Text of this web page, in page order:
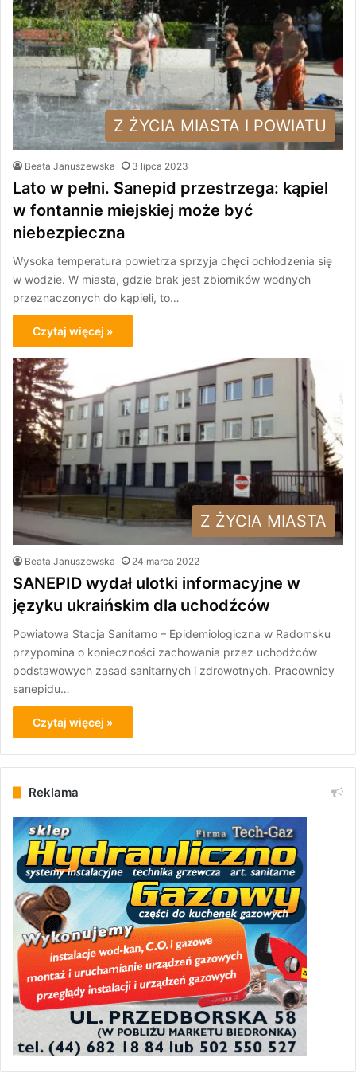
Z ŻYCIA MIASTA I POWIATU
Beata Januszewska 3 lipca 2023
Lato w pełni. Sanepid przestrzega: kąpiel
w fontannie miejskiej może być
niebezpieczna
Wysoka temperatura powietrza sprzyja chęci ochłodzenia się
w wodzie. W miasta, gdzie brak jest zbiorników wodnych
przeznaczonych do kąpieli, to…
Czytaj więcej »
Z ŻYCIA MIASTA
Beata Januszewska 24 marca 2022
SANEPID wydał ulotki informacyjne w
języku ukraińskim dla uchodźców
Powiatowa Stacja Sanitarno – Epidemiologiczna w Radomsku
przypomina o konieczności zachowania przez uchodźców
podstawowych zasad sanitarnych i zdrowotnych. Pracownicy
sanepidu…
Czytaj więcej »
Reklama